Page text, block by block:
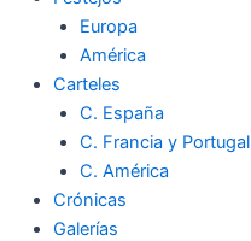
Europa
América
Carteles
C. España
C. Francia y Portugal
C. América
Crónicas
Galerías